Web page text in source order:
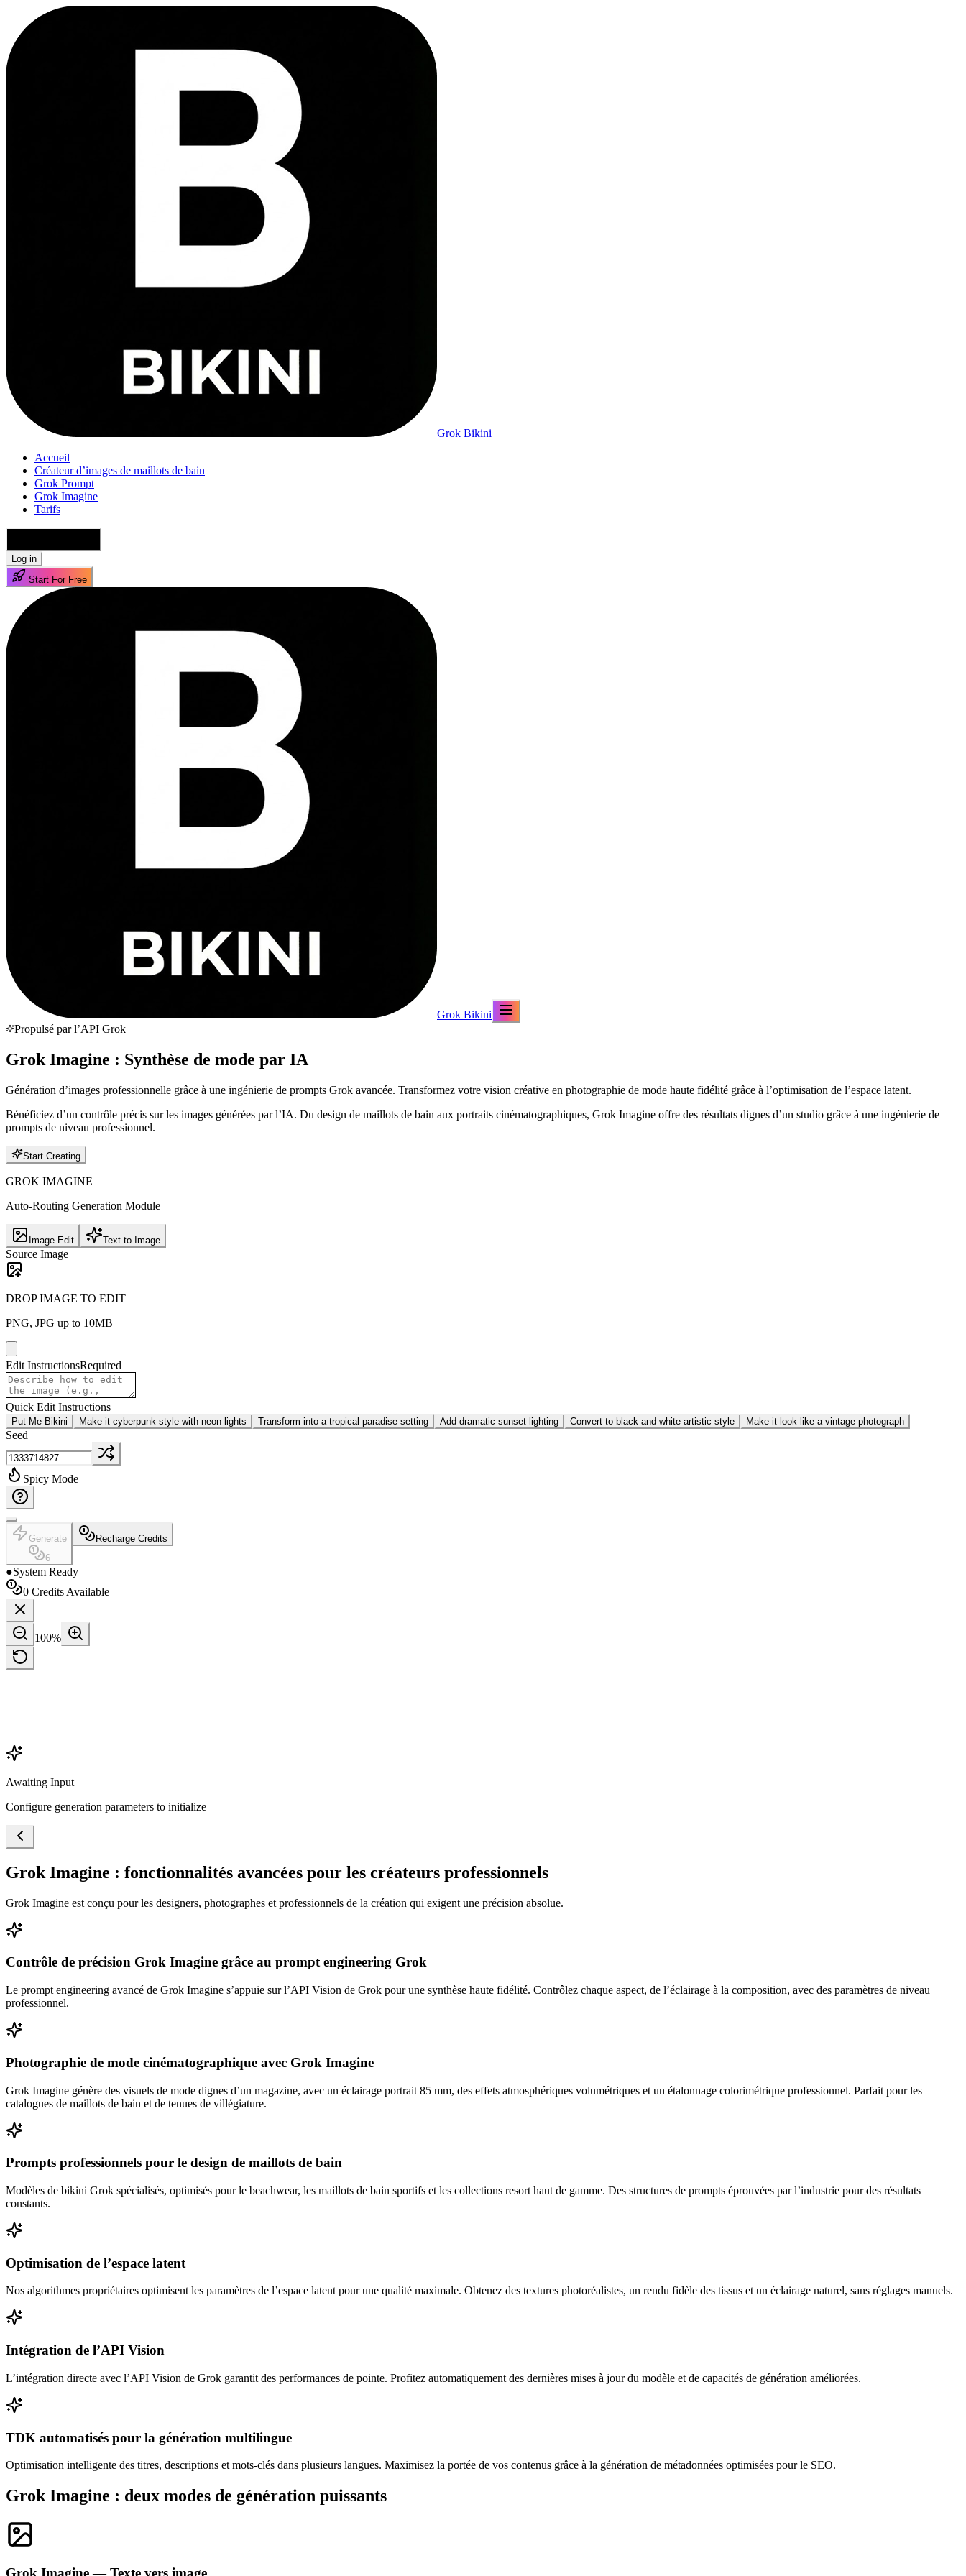
Grok Bikini
Accueil
Créateur d’images de maillots de bain
Grok Prompt
Grok Imagine
Tarifs
Log in
Start For Free
Grok Bikini
Propulsé par l’API Grok
Grok Imagine : Synthèse de mode par IA
Génération d’images professionnelle grâce à une ingénierie de prompts Grok avancée. Transformez votre vision créative en photographie de mode haute fidélité grâce à l’optimisation de l’espace latent.
Bénéficiez d’un contrôle précis sur les images générées par l’IA. Du design de maillots de bain aux portraits cinématographiques, Grok Imagine offre des résultats dignes d’un studio grâce à une ingénierie de
prompts de niveau professionnel.
Start Creating
GROK IMAGINE
Auto-Routing Generation Module
Image Edit Text to Image
Source Image
DROP IMAGE TO EDIT
PNG, JPG up to 10MB
Edit InstructionsRequired
Quick Edit Instructions
Put Me Bikini Make it cyberpunk style with neon lights Transform into a tropical paradise setting Add dramatic sunset lighting Convert to black and white artistic style Make it look like a vintage photograph
Seed
Spicy Mode
Generate
6
Recharge Credits
●System Ready
0 Credits Available
100%
Awaiting Input
Configure generation parameters to initialize
Grok Imagine : fonctionnalités avancées pour les créateurs professionnels
Grok Imagine est conçu pour les designers, photographes et professionnels de la création qui exigent une précision absolue.
Contrôle de précision Grok Imagine grâce au prompt engineering Grok
Le prompt engineering avancé de Grok Imagine s’appuie sur l’API Vision de Grok pour une synthèse haute fidélité. Contrôlez chaque aspect, de l’éclairage à la composition, avec des paramètres de niveau
professionnel.
Photographie de mode cinématographique avec Grok Imagine
Grok Imagine génère des visuels de mode dignes d’un magazine, avec un éclairage portrait 85 mm, des effets atmosphériques volumétriques et un étalonnage colorimétrique professionnel. Parfait pour les
catalogues de maillots de bain et de tenues de villégiature.
Prompts professionnels pour le design de maillots de bain
Modèles de bikini Grok spécialisés, optimisés pour le beachwear, les maillots de bain sportifs et les collections resort haut de gamme. Des structures de prompts éprouvées par l’industrie pour des résultats
constants.
Optimisation de l’espace latent
Nos algorithmes propriétaires optimisent les paramètres de l’espace latent pour une qualité maximale. Obtenez des textures photoréalistes, un rendu fidèle des tissus et un éclairage naturel, sans réglages manuels.
Intégration de l’API Vision
L’intégration directe avec l’API Vision de Grok garantit des performances de pointe. Profitez automatiquement des dernières mises à jour du modèle et de capacités de génération améliorées.
TDK automatisés pour la génération multilingue
Optimisation intelligente des titres, descriptions et mots-clés dans plusieurs langues. Maximisez la portée de vos contenus grâce à la génération de métadonnées optimisées pour le SEO.
Grok Imagine : deux modes de génération puissants
Grok Imagine — Texte vers image